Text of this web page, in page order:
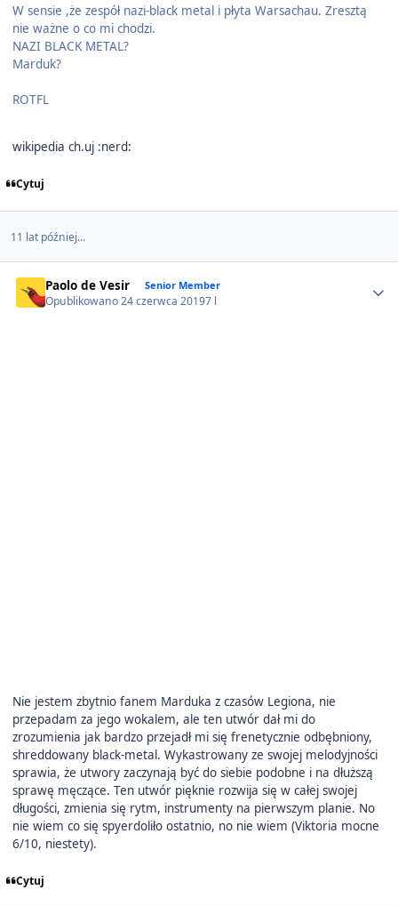
W sensie ,że zespół nazi-black metal i płyta Warsachau. Zresztą
nie ważne o co mi chodzi.
NAZI BLACK METAL?
Marduk?
ROTFL
wikipedia ch.uj :nerd:
Cytuj
11 lat później...
Paolo de Vesir Senior Member
Opublikowano24 czerwca 20197 l
Nie jestem zbytnio fanem Marduka z czasów Legiona, nie
przepadam za jego wokalem, ale ten utwór dał mi do
zrozumienia jak bardzo przejadł mi się frenetycznie odbębniony,
shreddowany black-metal. Wykastrowany ze swojej melodyjności
sprawia, że utwory zaczynają być do siebie podobne i na dłuższą
sprawę męczące. Ten utwór pięknie rozwija się w całej swojej
długości, zmienia się rytm, instrumenty na pierwszym planie. No
nie wiem co się spyerdoliło ostatnio, no nie wiem (Viktoria mocne
6/10, niestety).
Cytuj